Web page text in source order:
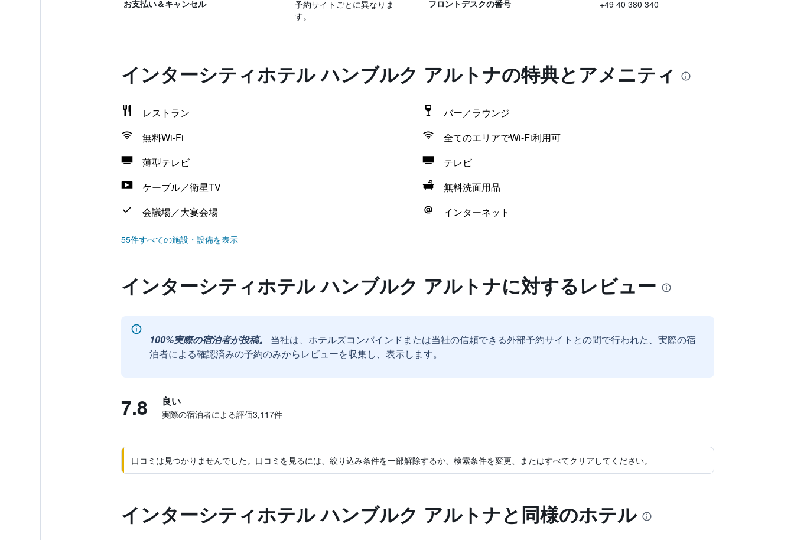
お支払い＆キャンセル
予約サイトごとに異なりま
す。
フロントデスクの番号 +49 40 380 340
インターシティホテル ハンブルク アルトナの特典とアメニティ
レストラン
バー／ラウンジ
無料Wi-Fi
全てのエリアでWi-Fi利用可
薄型テレビ
テレビ
ケーブル／衛星TV
無料洗面用品
会議場／大宴会場
インターネット
55件すべての施設・設備を表示
インターシティホテル ハンブルク アルトナに対するレビュー
100%実際の宿泊者が投稿。
当社は、ホテルズコンバインドまたは当社の信頼できる外部予約サイトとの間で行われた、実際の宿
泊者による確認済みの予約のみからレビューを収集し、表示します。
7.8 良い
実際の宿泊者による評価3,117​件
口コミは見つかりませんでした。口コミを見るには、絞り込み条件を一部解除するか、検索条件を変更、またはすべてクリアしてください。
インターシティホテル ハンブルク アルトナと同様のホテル